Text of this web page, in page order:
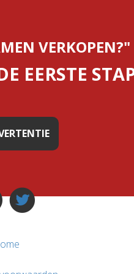
VERKOPEN?"
EERSTE